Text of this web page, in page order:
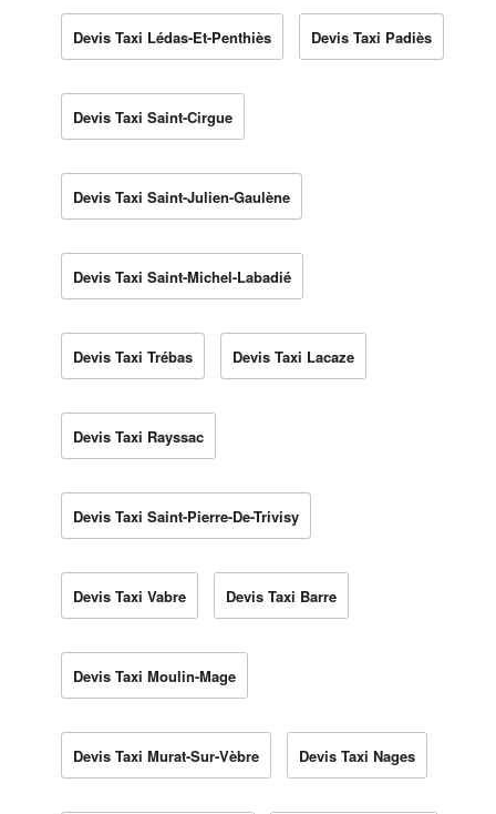
Devis Taxi Lédas-Et-Penthiès Devis Taxi Padiès
Devis Taxi Saint-Cirgue
Devis Taxi Saint-Julien-Gaulène
Devis Taxi Saint-Michel-Labadié
Devis Taxi Trébas Devis Taxi Lacaze
Devis Taxi Rayssac
Devis Taxi Saint-Pierre-De-Trivisy
Devis Taxi Vabre Devis Taxi Barre
Devis Taxi Moulin-Mage
Devis Taxi Murat-Sur-Vèbre Devis Taxi Nages